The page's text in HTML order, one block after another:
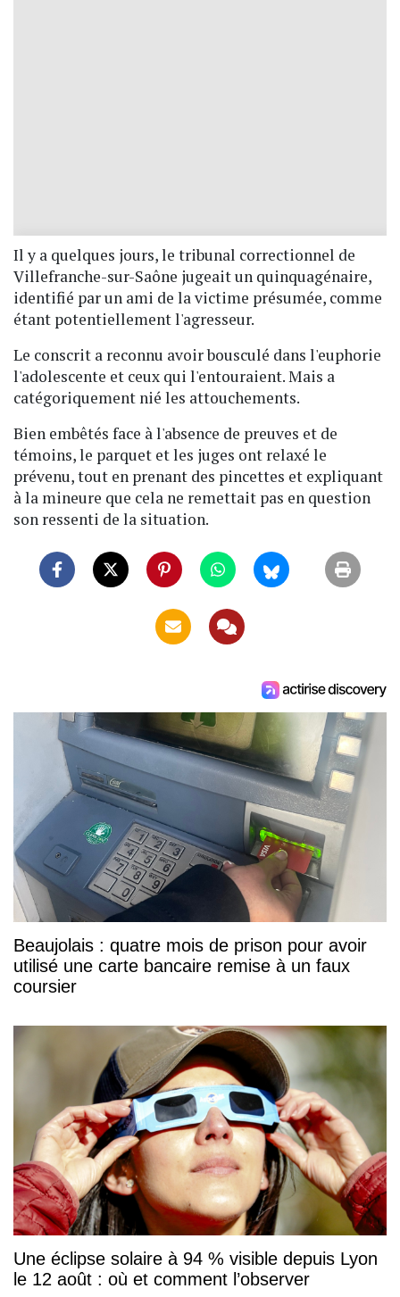
Il y a quelques jours, le tribunal correctionnel de
Villefranche-sur-Saône jugeait un quinquagénaire,
identifié par un ami de la victime présumée, comme
étant potentiellement l'agresseur.
Le conscrit a reconnu avoir bousculé dans l'euphorie
l'adolescente et ceux qui l'entouraient. Mais a
catégoriquement nié les attouchements.
Bien embêtés face à l'absence de preuves et de
témoins, le parquet et les juges ont relaxé le
prévenu, tout en prenant des pincettes et expliquant
à la mineure que cela ne remettait pas en question
son ressenti de la situation.
Beaujolais : quatre mois de prison pour avoir
utilisé une carte bancaire remise à un faux
coursier
Une éclipse solaire à 94 % visible depuis Lyon
le 12 août : où et comment l’observer